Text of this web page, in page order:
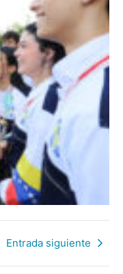
Entrada siguiente